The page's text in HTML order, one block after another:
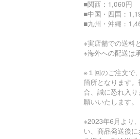
■関西：1,060円
■中国・四国：
■九州・沖縄：
※実店舗での送料
※海外への配送は
※１回のご注文で
箇所となります
合、誠に恐れ入
願いいたします。
※2023年6月より
い、商品発送後